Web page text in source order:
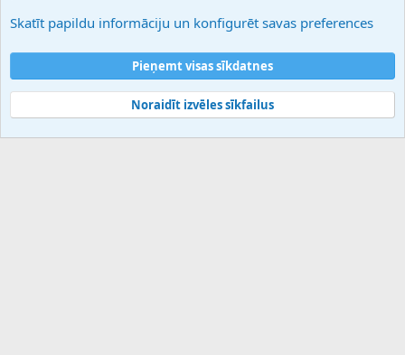
Palīdzība
Noteikumi un nosacījumi
Privātuma politika
Community platform by XenForo® © 2010-2025 XenForo Ltd.
Skatīt papildu informāciju un konfigurēt savas preferences
Pieņemt visas sīkdatnes
Noraidīt izvēles sīkfailus